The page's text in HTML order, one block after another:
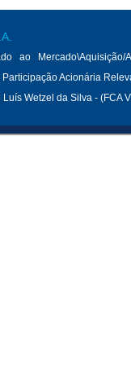
ao
Acionária
Luís Wetzel da Silva - (FCA